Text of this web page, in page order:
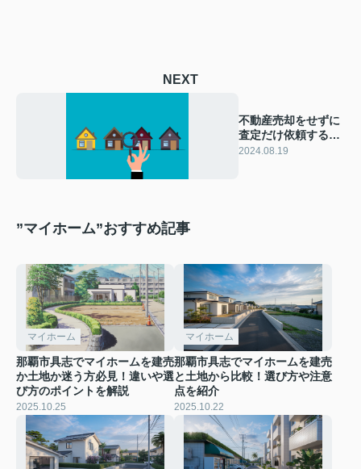
NEXT
不動産売却をせずに
査定だけ依頼するこ
とは可能？査定だけ
2024.08.19
”マイホーム”おすすめ記事
マイホーム
那覇市具志でマイホームを建売
か土地か迷う方必見！違いや選
び方のポイントを解説
2025.10.25
マイホーム
那覇市具志でマイホームを建売
と土地から比較！選び方や注意
点を紹介
2025.10.22